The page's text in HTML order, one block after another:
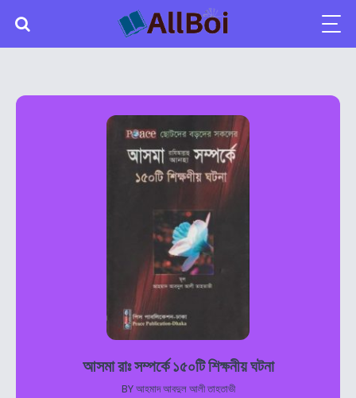
আসমা রাঃ সম্পর্কে ১৫০টি শিক্ষনীয় ঘটনা
BYআহমাদ আবদুল আলী তাহতাভী